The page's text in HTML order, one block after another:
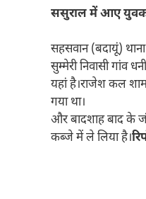
ससुराल में आए युवक
सहसवान (बदायूं)
सुम्मेरी निवासी गांव
यहां है।राजेश कल
गया था।
और बादशाह बाद के
कब्जे में ले लिया है।